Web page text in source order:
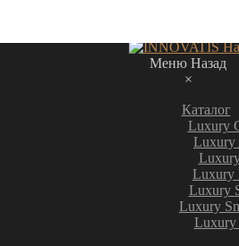
Меню Назад
×
Каталог
Luxury
Luxury
Luxury
Luxury
Luxury
Luxury